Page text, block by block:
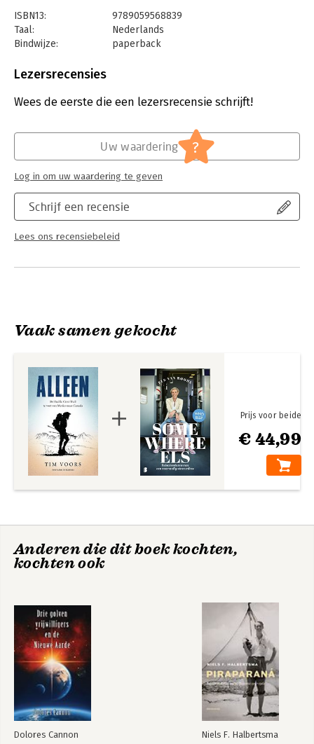
ISBN13:
9789059568839
Taal:
Nederlands
Bindwijze:
paperback
Uitgever:
Verschijningsdatum:
6-11-2018
Lezersrecensies
Wees de eerste die een lezersrecensie schrijft!
Schrijf een recensie
Lees ons recensiebeleid
Uw waardering ?
Log in om uw waardering te geven
Vaak samen gekocht
€ 44,99
Prijs voor beide
Anderen die dit boek kochten,
kochten ook
Dolores Cannon Niels F. Halbertsma